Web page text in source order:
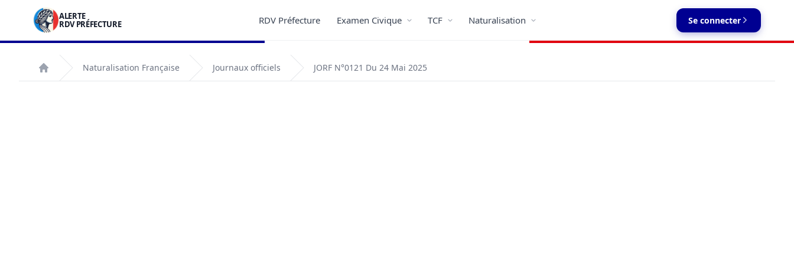
ALERTE
RDV PRÉFECTURE RDV Préfecture Examen Civique TCF Naturalisation Se connecter
Accueil
Naturalisation Française Journaux officiels JORF N°0121 Du 24 Mai 2025